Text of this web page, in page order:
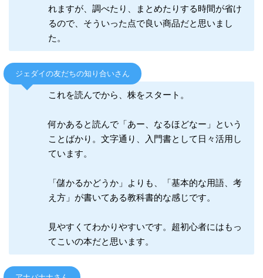
れますが、調べたり、まとめたりする時間が省け
るので、そういった点で良い商品だと思いまし
た。
ジェダイの友だちの知り合いさん
これを読んでから、株をスタート。
何かあると読んで「あー、なるほどなー」という
ことばかり。文字通り、入門書として日々活用し
ています。
「儲かるかどうか」よりも、「基本的な用語、考
え方」が書いてある教科書的な感じです。
見やすくてわかりやすいです。超初心者にはもっ
てこいの本だと思います。